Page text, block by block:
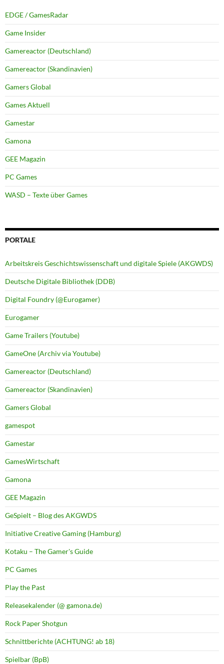
EDGE / GamesRadar
Game Insider
Gamereactor (Deutschland)
Gamereactor (Skandinavien)
Gamers Global
Games Aktuell
Gamestar
Gamona
GEE Magazin
PC Games
WASD – Texte über Games
PORTALE
Arbeitskreis Geschichtswissenschaft und digitale Spiele (AKGWDS)
Deutsche Digitale Bibliothek (DDB)
Digital Foundry (@Eurogamer)
Eurogamer
Game Trailers (Youtube)
GameOne (Archiv via Youtube)
Gamereactor (Deutschland)
Gamereactor (Skandinavien)
Gamers Global
gamespot
Gamestar
GamesWirtschaft
Gamona
GEE Magazin
GeSpielt – Blog des AKGWDS
Initiative Creative Gaming (Hamburg)
Kotaku – The Gamer's Guide
PC Games
Play the Past
Releasekalender (@ gamona.de)
Rock Paper Shotgun
Schnittberichte (ACHTUNG! ab 18)
Spielbar (BpB)